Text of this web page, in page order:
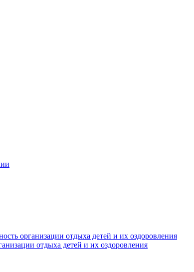
организации отдыха детей и их оздоровления
отдыха детей и их оздоровления